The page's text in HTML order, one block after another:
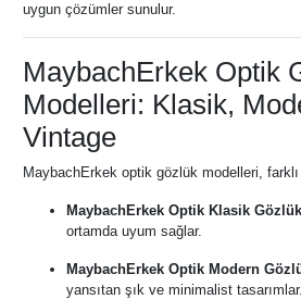
uygun çözümler sunulur.
MaybachErkek Optik
Modelleri: Klasik,
Vintage
MaybachErkek optik gözlük modelleri,
MaybachErkek Optik Klasik Gözlük
ortamda uyum sağlar.
MaybachErkek Optik Modern
yansıtan şık ve minimalist tasarımlar.